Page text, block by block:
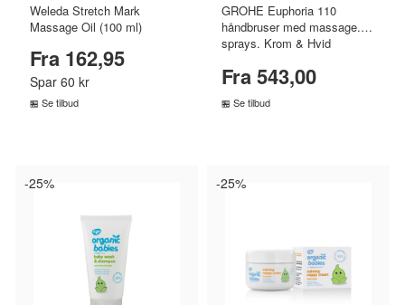
Weleda Stretch Mark
Massage Oil (100 ml)
Fra 162,95
Spar 60 kr
Se tilbud
GROHE Euphoria 110
håndbruser med massage. 3
sprays. Krom & Hvid
Fra 543,00
Se tilbud
-25% -25%